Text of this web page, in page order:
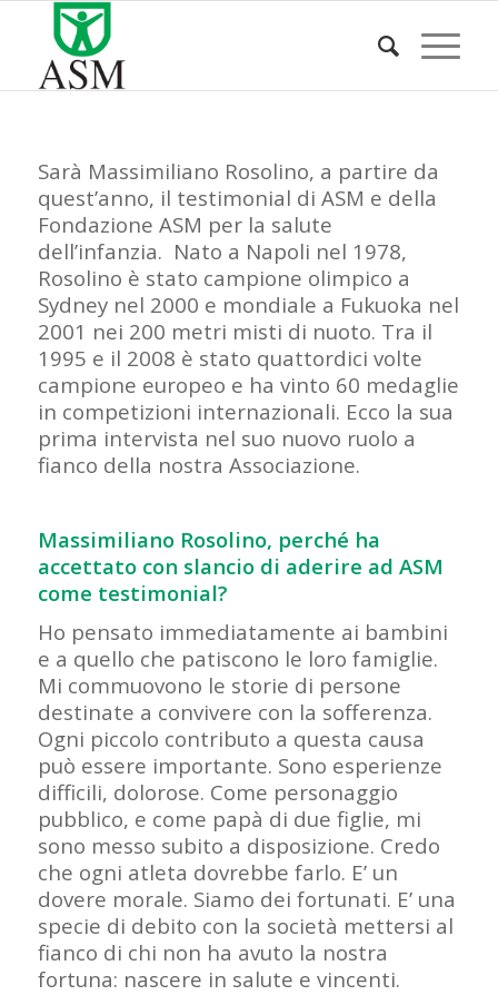
Sarà Massimiliano Rosolino, a partire da
quest’anno, il testimonial di ASM e della
Fondazione ASM per la salute
dell’infanzia. Nato a Napoli nel 1978,
Rosolino è stato campione olimpico a
Sydney nel 2000 e mondiale a Fukuoka nel
2001 nei 200 metri misti di nuoto. Tra il
1995 e il 2008 è stato quattordici volte
campione europeo e ha vinto 60 medaglie
in competizioni internazionali. Ecco la sua
prima intervista nel suo nuovo ruolo a
fianco della nostra Associazione.
Massimiliano Rosolino, perché ha
accettato con slancio di aderire ad ASM
come testimonial?
Ho pensato immediatamente ai bambini
e a quello che patiscono le loro famiglie.
Mi commuovono le storie di persone
destinate a convivere con la sofferenza.
Ogni piccolo contributo a questa causa
può essere importante. Sono esperienze
difficili, dolorose. Come personaggio
pubblico, e come papà di due figlie, mi
sono messo subito a disposizione. Credo
che ogni atleta dovrebbe farlo. E’ un
dovere morale. Siamo dei fortunati. E’ una
specie di debito con la società mettersi al
fianco di chi non ha avuto la nostra
fortuna: nascere in salute e vincenti.